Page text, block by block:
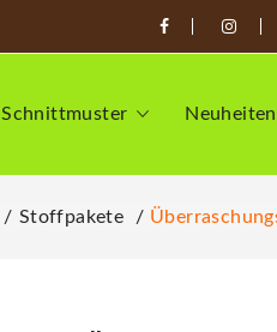
Schnittmuster Neuheiten
Stoffpakete